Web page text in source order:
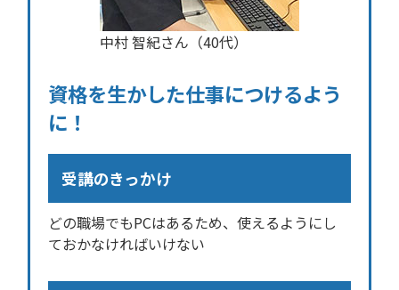
中村 智紀さん（40代）
資格を生かした仕事につけるよう
に！
受講のきっかけ
どの職場でもPCはあるため、使えるようにし
ておかなければいけない